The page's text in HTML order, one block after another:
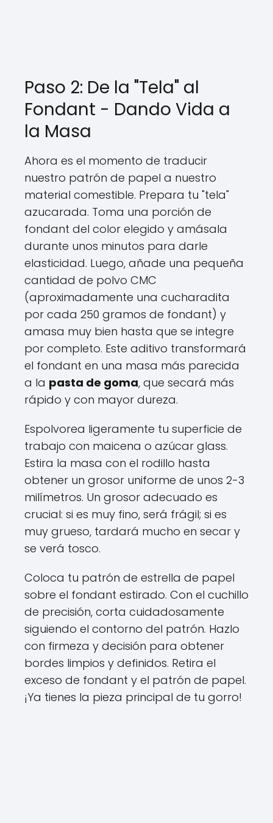
Paso 2: De la "Tela" al
Fondant - Dando Vida a
la Masa
Ahora es el momento de traducir
nuestro patrón de papel a nuestro
material comestible. Prepara tu "tela"
azucarada. Toma una porción de
fondant del color elegido y amásala
durante unos minutos para darle
elasticidad. Luego, añade una pequeña
cantidad de polvo CMC
(aproximadamente una cucharadita
por cada 250 gramos de fondant) y
amasa muy bien hasta que se integre
por completo. Este aditivo transformará
el fondant en una masa más parecida
a la pasta de goma, que secará más
rápido y con mayor dureza.
Espolvorea ligeramente tu superficie de
trabajo con maicena o azúcar glass.
Estira la masa con el rodillo hasta
obtener un grosor uniforme de unos 2-3
milímetros. Un grosor adecuado es
crucial: si es muy fino, será frágil; si es
muy grueso, tardará mucho en secar y
se verá tosco.
Coloca tu patrón de estrella de papel
sobre el fondant estirado. Con el cuchillo
de precisión, corta cuidadosamente
siguiendo el contorno del patrón. Hazlo
con firmeza y decisión para obtener
bordes limpios y definidos. Retira el
exceso de fondant y el patrón de papel.
¡Ya tienes la pieza principal de tu gorro!